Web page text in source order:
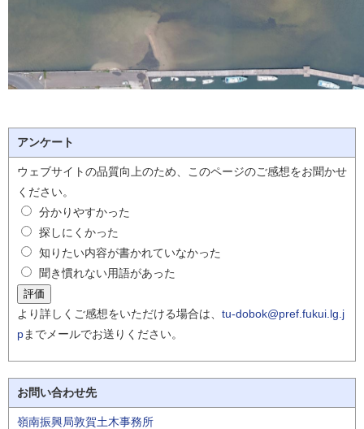
アンケート
ウェブサイトの品質向上のため、このページのご感想をお聞かせ
ください。
分かりやすかった
探しにくかった
知りたい内容が書かれていなかった
聞き慣れない用語があった
より詳しくご感想をいただける場合は、 tu-dobok@pref.fukui.lg.j
pまでメールでお送りください。
お問い合わせ先
嶺南振興局敦賀土木事務所